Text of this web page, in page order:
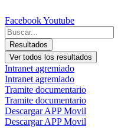
al
contenido
FacebookYoutube
Search
...Resultados
Ver todos los resultados
Intranet agremiado
Intranet agremiado
Tramite documentario
Tramite documentario
Descargar APP Movil
Descargar APP Movil